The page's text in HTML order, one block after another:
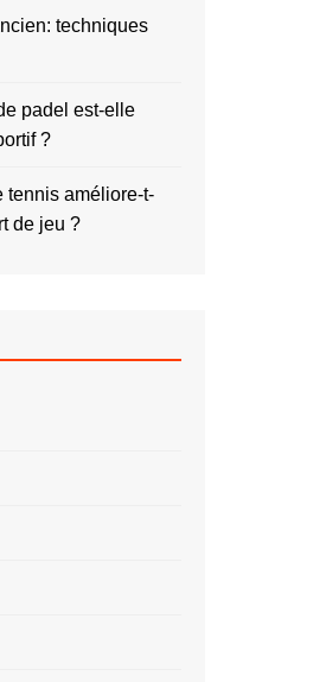
techniques
padel est-elle
?
tennis améliore-t-
de jeu ?